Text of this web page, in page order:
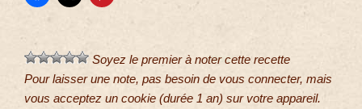
Soyez le premier à noter cette recette
Pour laisser une note, pas besoin de vous connecter, mais
vous acceptez un cookie (durée 1 an) sur votre appareil.